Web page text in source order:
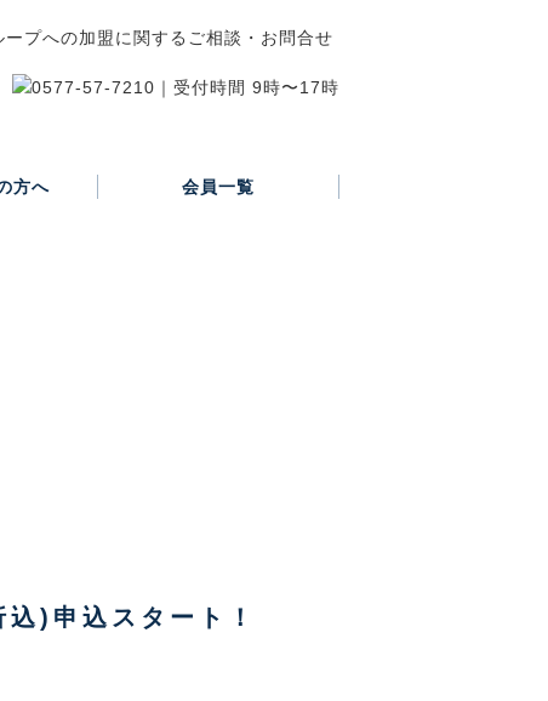
方へ 会員一覧
)申込スタート！